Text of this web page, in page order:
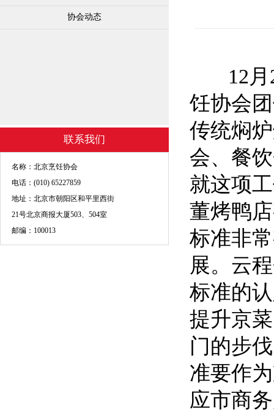
协会动态
联系我们
名称：北京烹饪协会
电话：(010) 65227859
地址：北京市朝阳区和平里西街
21号北京商报大厦503、504室
邮编：100013
12月
饪协会
传统焖
会、餐
就这项
董烤鸭
标准非
展。云
标准的
提升京
门的步
准要作
应市商